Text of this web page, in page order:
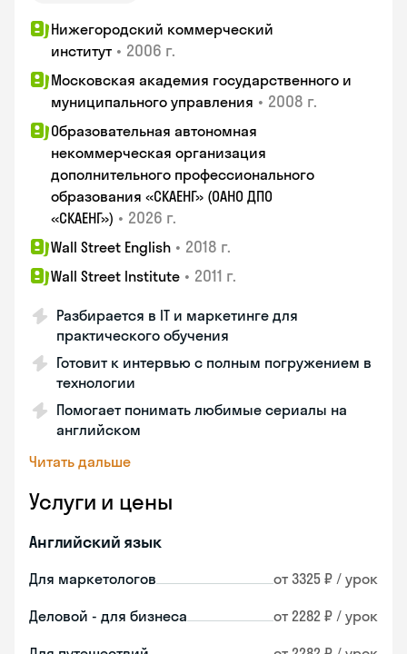
Нижегородский коммерческий
институт • 2006 г.
Московская академия государственного и
муниципального управления • 2008 г.
Образовательная автономная
некоммерческая организация
дополнительного профессионального
образования «СКАЕНГ» (ОАНО ДПО
«СКАЕНГ») • 2026 г.
Wall Street English • 2018 г.
Wall Street Institute • 2011 г.
Разбирается в IT и маркетинге для
практического обучения
Готовит к интервью с полным погружением в
технологии
Помогает понимать любимые сериалы на
английском
Читать дальше
Услуги и цены
Английский язык
Для маркетологов от 3325 ₽ / урок
Деловой - для бизнеса от 2282 ₽ / урок